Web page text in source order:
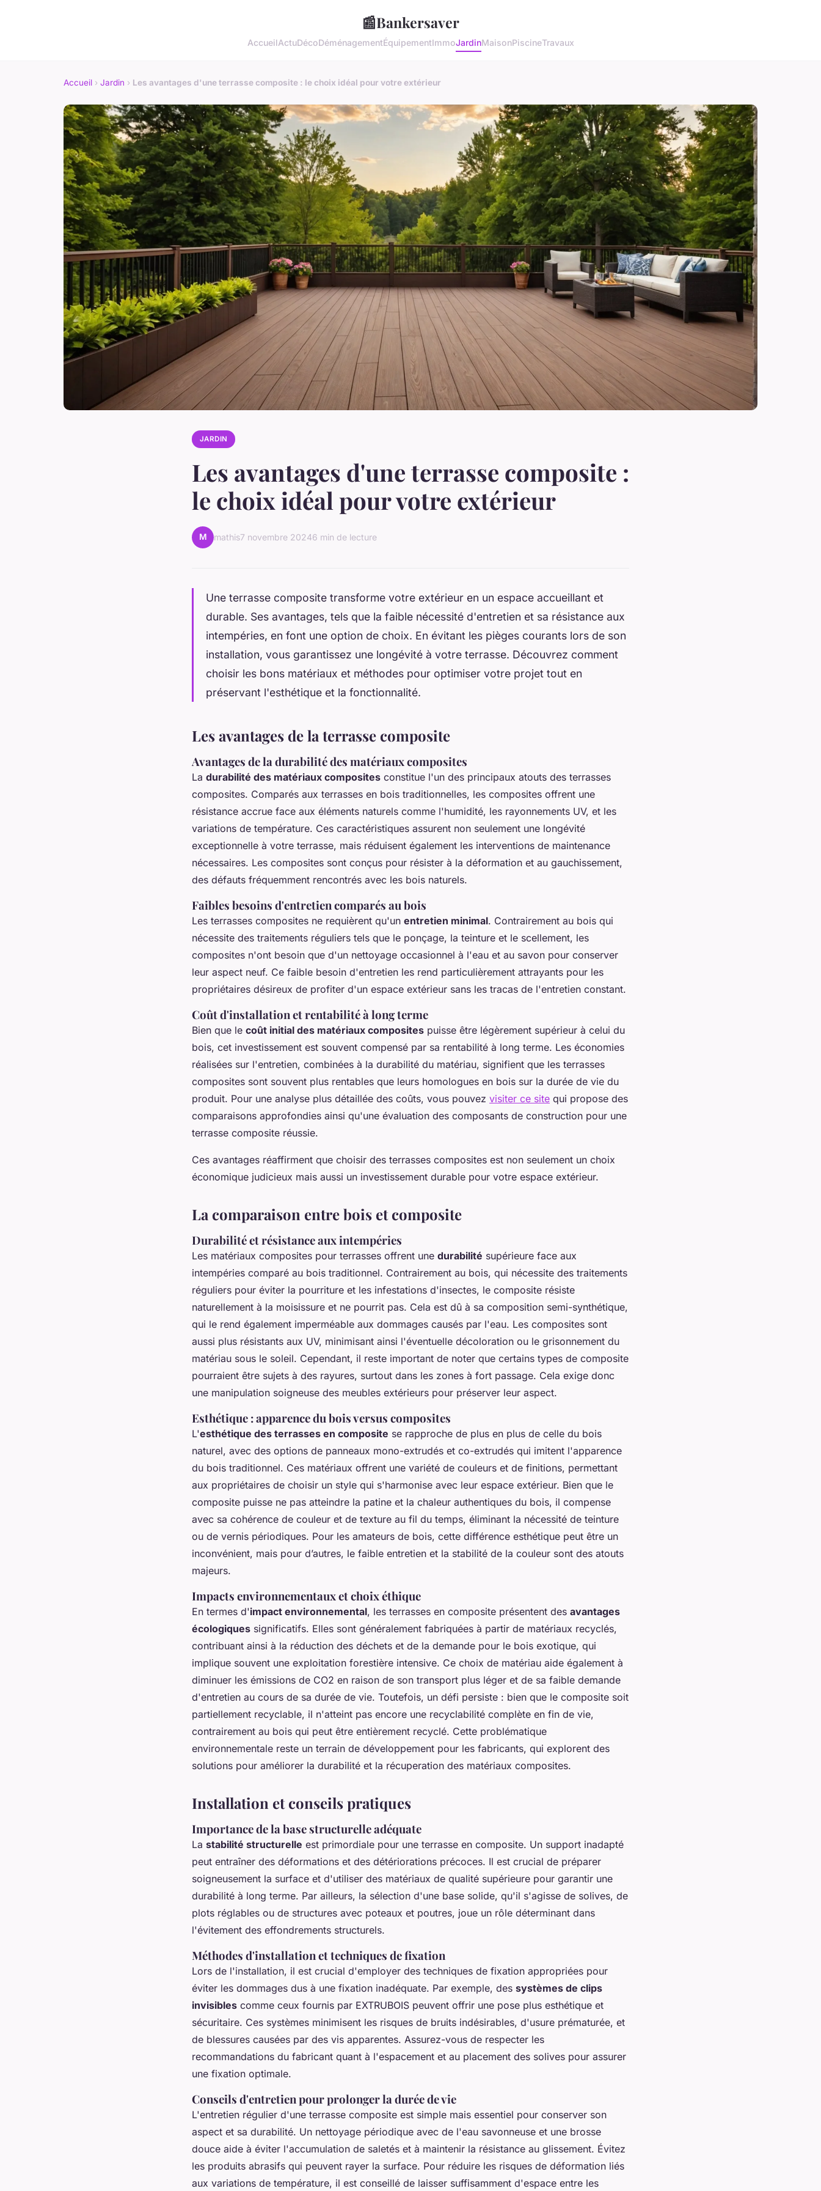
📰Bankersaver
AccueilActuDécoDéménagementÉquipementImmoJardinMaisonPiscineTravaux
Accueil › Jardin › Les avantages d'une terrasse composite : le choix idéal pour votre extérieur
JARDIN
Les avantages d'une terrasse composite :
le choix idéal pour votre extérieur
M mathis7 novembre 20246 min de lecture
Une terrasse composite transforme votre extérieur en un espace accueillant et
durable. Ses avantages, tels que la faible nécessité d'entretien et sa résistance aux
intempéries, en font une option de choix. En évitant les pièges courants lors de son
installation, vous garantissez une longévité à votre terrasse. Découvrez comment
choisir les bons matériaux et méthodes pour optimiser votre projet tout en
préservant l'esthétique et la fonctionnalité.
Les avantages de la terrasse composite
Avantages de la durabilité des matériaux composites
La durabilité des matériaux composites constitue l'un des principaux atouts des terrasses
composites. Comparés aux terrasses en bois traditionnelles, les composites offrent une
résistance accrue face aux éléments naturels comme l'humidité, les rayonnements UV, et les
variations de température. Ces caractéristiques assurent non seulement une longévité
exceptionnelle à votre terrasse, mais réduisent également les interventions de maintenance
nécessaires. Les composites sont conçus pour résister à la déformation et au gauchissement,
des défauts fréquemment rencontrés avec les bois naturels.
Faibles besoins d'entretien comparés au bois
Les terrasses composites ne requièrent qu'un entretien minimal. Contrairement au bois qui
nécessite des traitements réguliers tels que le ponçage, la teinture et le scellement, les
composites n'ont besoin que d'un nettoyage occasionnel à l'eau et au savon pour conserver
leur aspect neuf. Ce faible besoin d'entretien les rend particulièrement attrayants pour les
propriétaires désireux de profiter d'un espace extérieur sans les tracas de l'entretien constant.
Coût d'installation et rentabilité à long terme
Bien que le coût initial des matériaux composites puisse être légèrement supérieur à celui du
bois, cet investissement est souvent compensé par sa rentabilité à long terme. Les économies
réalisées sur l'entretien, combinées à la durabilité du matériau, signifient que les terrasses
composites sont souvent plus rentables que leurs homologues en bois sur la durée de vie du
produit. Pour une analyse plus détaillée des coûts, vous pouvez visiter ce site qui propose des
comparaisons approfondies ainsi qu'une évaluation des composants de construction pour une
terrasse composite réussie.
Ces avantages réaffirment que choisir des terrasses composites est non seulement un choix
économique judicieux mais aussi un investissement durable pour votre espace extérieur.
La comparaison entre bois et composite
Durabilité et résistance aux intempéries
Les matériaux composites pour terrasses offrent une durabilité supérieure face aux
intempéries comparé au bois traditionnel. Contrairement au bois, qui nécessite des traitements
réguliers pour éviter la pourriture et les infestations d'insectes, le composite résiste
naturellement à la moisissure et ne pourrit pas. Cela est dû à sa composition semi-synthétique,
qui le rend également imperméable aux dommages causés par l'eau. Les composites sont
aussi plus résistants aux UV, minimisant ainsi l'éventuelle décoloration ou le grisonnement du
matériau sous le soleil. Cependant, il reste important de noter que certains types de composite
pourraient être sujets à des rayures, surtout dans les zones à fort passage. Cela exige donc
une manipulation soigneuse des meubles extérieurs pour préserver leur aspect.
Esthétique : apparence du bois versus composites
L'esthétique des terrasses en composite se rapproche de plus en plus de celle du bois
naturel, avec des options de panneaux mono-extrudés et co-extrudés qui imitent l'apparence
du bois traditionnel. Ces matériaux offrent une variété de couleurs et de finitions, permettant
aux propriétaires de choisir un style qui s'harmonise avec leur espace extérieur. Bien que le
composite puisse ne pas atteindre la patine et la chaleur authentiques du bois, il compense
avec sa cohérence de couleur et de texture au fil du temps, éliminant la nécessité de teinture
ou de vernis périodiques. Pour les amateurs de bois, cette différence esthétique peut être un
inconvénient, mais pour d’autres, le faible entretien et la stabilité de la couleur sont des atouts
majeurs.
Impacts environnementaux et choix éthique
En termes d'impact environnemental, les terrasses en composite présentent des avantages
écologiques significatifs. Elles sont généralement fabriquées à partir de matériaux recyclés,
contribuant ainsi à la réduction des déchets et de la demande pour le bois exotique, qui
implique souvent une exploitation forestière intensive. Ce choix de matériau aide également à
diminuer les émissions de CO2 en raison de son transport plus léger et de sa faible demande
d'entretien au cours de sa durée de vie. Toutefois, un défi persiste : bien que le composite soit
partiellement recyclable, il n'atteint pas encore une recyclabilité complète en fin de vie,
contrairement au bois qui peut être entièrement recyclé. Cette problématique
environnementale reste un terrain de développement pour les fabricants, qui explorent des
solutions pour améliorer la durabilité et la récuperation des matériaux composites.
Installation et conseils pratiques
Importance de la base structurelle adéquate
La stabilité structurelle est primordiale pour une terrasse en composite. Un support inadapté
peut entraîner des déformations et des détériorations précoces. Il est crucial de préparer
soigneusement la surface et d'utiliser des matériaux de qualité supérieure pour garantir une
durabilité à long terme. Par ailleurs, la sélection d'une base solide, qu'il s'agisse de solives, de
plots réglables ou de structures avec poteaux et poutres, joue un rôle déterminant dans
l'évitement des effondrements structurels.
Méthodes d'installation et techniques de fixation
Lors de l'installation, il est crucial d'employer des techniques de fixation appropriées pour
éviter les dommages dus à une fixation inadéquate. Par exemple, des systèmes de clips
invisibles comme ceux fournis par EXTRUBOIS peuvent offrir une pose plus esthétique et
sécuritaire. Ces systèmes minimisent les risques de bruits indésirables, d'usure prématurée, et
de blessures causées par des vis apparentes. Assurez-vous de respecter les
recommandations du fabricant quant à l'espacement et au placement des solives pour assurer
une fixation optimale.
Conseils d'entretien pour prolonger la durée de vie
L'entretien régulier d'une terrasse composite est simple mais essentiel pour conserver son
aspect et sa durabilité. Un nettoyage périodique avec de l'eau savonneuse et une brosse
douce aide à éviter l'accumulation de saletés et à maintenir la résistance au glissement. Évitez
les produits abrasifs qui peuvent rayer la surface. Pour réduire les risques de déformation liés
aux variations de température, il est conseillé de laisser suffisamment d'espace entre les